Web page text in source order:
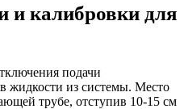
и калибровки для
подачи
жидкости из системы. Место
трубе, отступив 10-15 см